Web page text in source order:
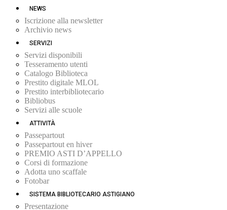
NEWS
Iscrizione alla newsletter
Archivio news
SERVIZI
Servizi disponibili
Tesseramento utenti
Catalogo Biblioteca
Prestito digitale MLOL
Prestito interbibliotecario
Bibliobus
Servizi alle scuole
ATTIVITÀ
Passepartout
Passepartout en hiver
PREMIO ASTI D’APPELLO
Corsi di formazione
Adotta uno scaffale
Fotobar
SISTEMA BIBLIOTECARIO ASTIGIANO
Presentazione